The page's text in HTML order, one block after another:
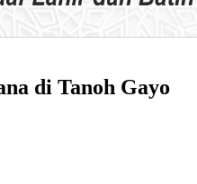
di Tanoh Gayo